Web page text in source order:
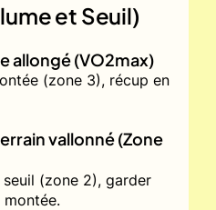
et Seuil)
allongé (VO2max)
(zone 3), récup en
vallonné (Zone
(zone 2), garder